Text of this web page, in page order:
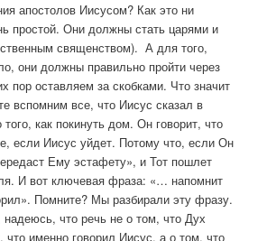
апостолов Иисусом? Как это ни
простой. Они должны стать царями и
священством). А для того,
они должны правильно пройти через
пор оставляем за скобками. Что значит
вспомним все, что Иисус сказал в
как покинуть дом. Он говорит, что
если Иисус уйдет. Потому что, если Он
Ему эстафету», и Тот пошлет
И вот ключевая фраза: «… напомнит
Помните? Мы разбирали эту фразу.
что речь не о том, что Дух
что именно говорил Иисус, а о том, что